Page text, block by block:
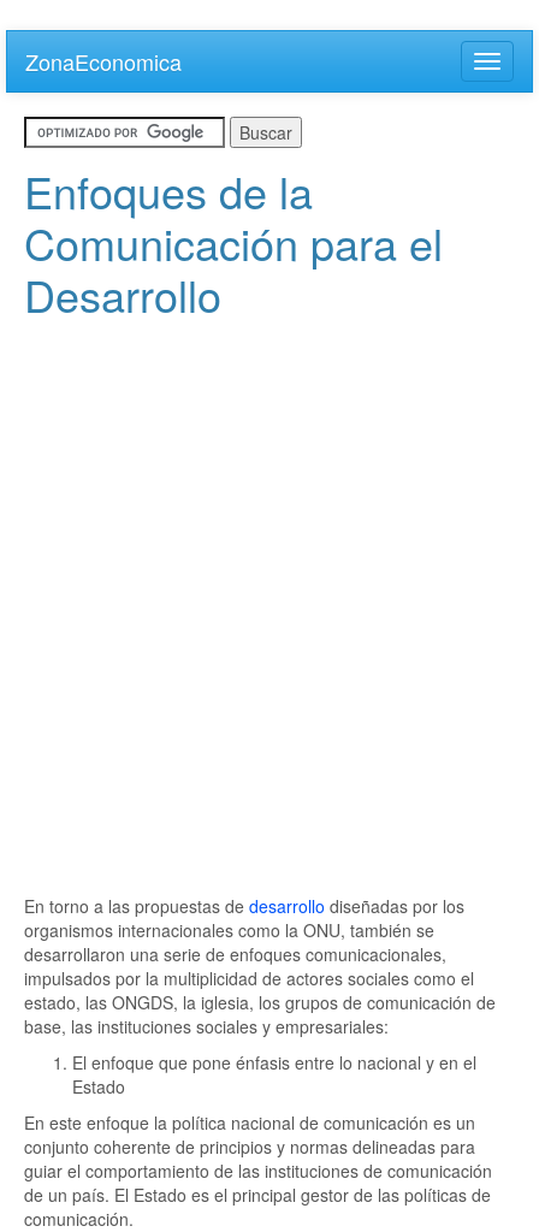
main
content
ZonaEconomica
Toggle
Enfoques de la
Comunicación para el
Desarrollo
En torno a las propuestas de desarrollo diseñadas por los
organismos internacionales como la ONU, también se
desarrollaron una serie de enfoques comunicacionales,
impulsados por la multiplicidad de actores sociales como el
estado, las ONGDS, la iglesia, los grupos de comunicación de
base, las instituciones sociales y empresariales:
El enfoque que pone énfasis entre lo nacional y en el
Estado
En este enfoque la política nacional de comunicación es un
conjunto coherente de principios y normas delineadas para
guiar el comportamiento de las instituciones de comunicación
de un país. El Estado es el principal gestor de las políticas de
comunicación.